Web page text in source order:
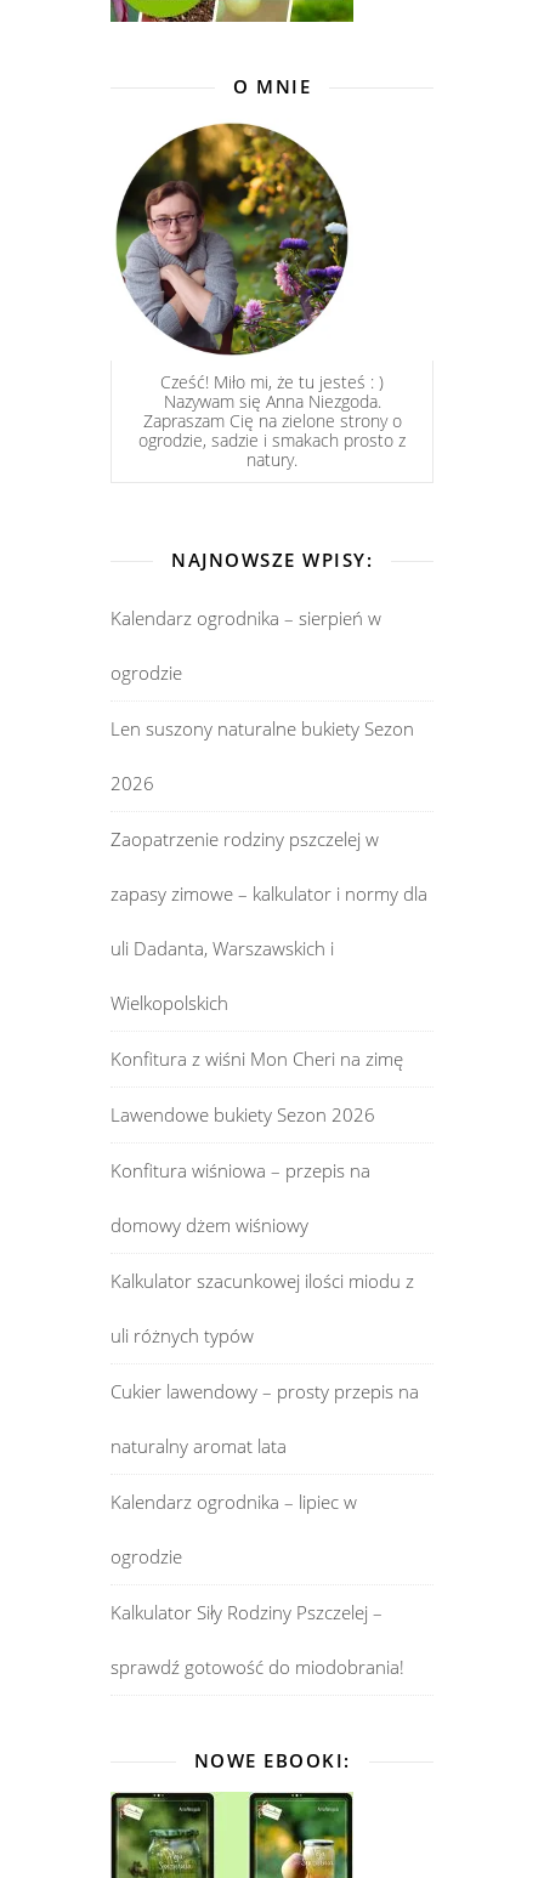
O MNIE
Cześć! Miło mi, że tu jesteś : )
Nazywam się Anna Niezgoda.
Zapraszam Cię na zielone strony o
ogrodzie, sadzie i smakach prosto z
natury.
NAJNOWSZE WPISY:
Kalendarz ogrodnika – sierpień w
ogrodzie
Len suszony naturalne bukiety Sezon
2026
Zaopatrzenie rodziny pszczelej w
zapasy zimowe – kalkulator i normy dla
uli Dadanta, Warszawskich i
Wielkopolskich
Konfitura z wiśni Mon Cheri na zimę
Lawendowe bukiety Sezon 2026
Konfitura wiśniowa – przepis na
domowy dżem wiśniowy
Kalkulator szacunkowej ilości miodu z
uli różnych typów
Cukier lawendowy – prosty przepis na
naturalny aromat lata
Kalendarz ogrodnika – lipiec w
ogrodzie
Kalkulator Siły Rodziny Pszczelej –
sprawdź gotowość do miodobrania!
NOWE EBOOKI: